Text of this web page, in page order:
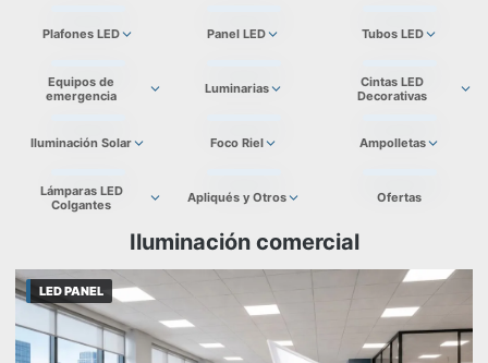
Plafones LED Panel LED Tubos LED
Equipos de
emergencia
Luminarias
Cintas LED
Decorativas
Iluminación Solar Foco Riel Ampolletas
Lámparas LED
Colgantes
Apliqués y Otros Ofertas
Iluminación comercial
LED PANEL